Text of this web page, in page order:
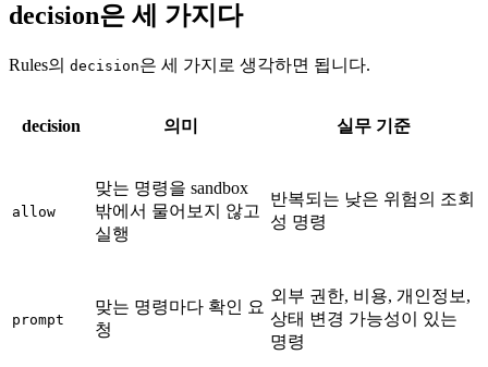
decision은 세 가지다
Rules의 decision은 세 가지로 생각하면 됩니다.
decision 의미 실무 기준
allow
맞는 명령을 sandbox
밖에서 물어보지 않고
실행
반복되는 낮은 위험의 조회
성 명령
prompt
맞는 명령마다 확인 요
청
외부 권한, 비용, 개인정보,
상태 변경 가능성이 있는
명령